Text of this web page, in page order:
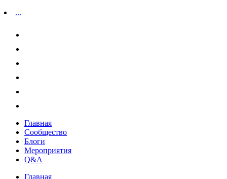
...
Главная
Сообщество
Блоги
Мероприятия
Q&A
Главная